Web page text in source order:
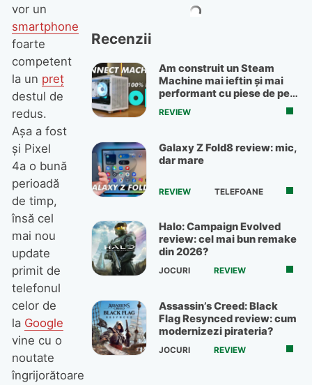
vor un
smartphone
foarte
competent
la un preț
destul de
redus.
Așa a fost
și Pixel
4a o bună
perioadă
de timp,
însă cel
mai nou
update
primit de
telefonul
celor de
la Google
vine cu o
noutate
îngrijorătoare
Recenzii
Am construit un Steam
Machine mai ieftin și mai
performant cu piese de pe
OLX
REVIEW
Galaxy Z Fold8 review: mic,
dar mare
REVIEW TELEFOANE
Halo: Campaign Evolved
review: cel mai bun remake
din 2026?
JOCURI REVIEW
Assassin’s Creed: Black
Flag Resynced review: cum
modernizezi pirateria?
JOCURI REVIEW